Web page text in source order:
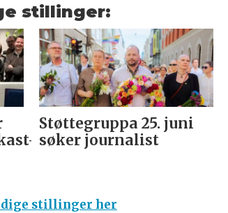
stillinger:
Støttegruppa 25. juni
søker journalist
stillinger her